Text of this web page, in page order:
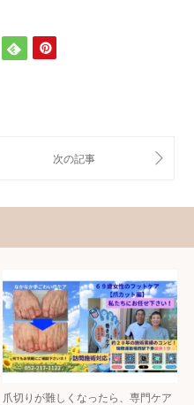
爪切りが難しくなったら、専門ケア